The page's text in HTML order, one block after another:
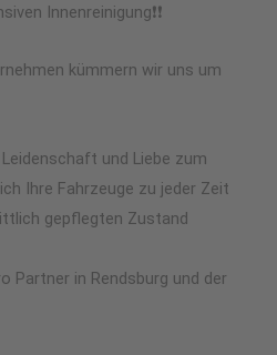
Innenreinigung❗❗
kümmern wir uns um
und Liebe zum
Ihre Fahrzeuge zu jeder Zeit
gepflegten Zustand
Partner in Rendsburg und der